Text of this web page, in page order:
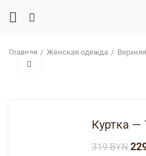
Главная Женская одежда
Куртка —
319BYN